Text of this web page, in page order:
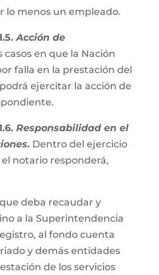
lo menos un empleado.
Acción de
casos en que la Nación
falla en la prestación del
ejercitar la acción de
Responsabilidad en el
Dentro del ejercicio
notario responderá,
deba recaudar y
a la Superintendencia
al fondo cuenta
y demás entidades
de los servicios